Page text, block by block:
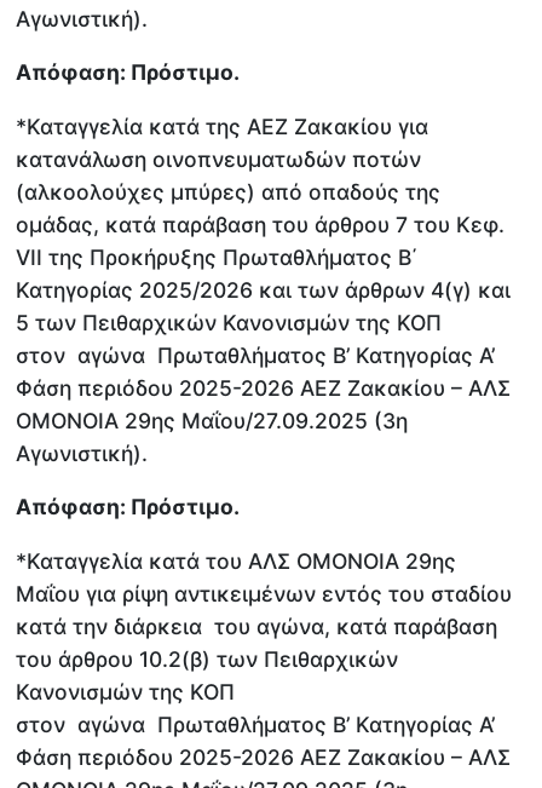
Αγωνιστική).
Απόφαση: Πρόστιμο.
*Καταγγελία κατά της ΑΕΖ Ζακακίου για
κατανάλωση οινοπνευματωδών ποτών
(αλκοολούχες μπύρες) από οπαδούς της
ομάδας, κατά παράβαση του άρθρου 7 του Κεφ.
VII της Προκήρυξης Πρωταθλήματος Β΄
Κατηγορίας 2025/2026 και των άρθρων 4(γ) και
5 των Πειθαρχικών Κανονισμών της ΚΟΠ
στον αγώνα Πρωταθλήματος Β’ Κατηγορίας Α’
Φάση περιόδου 2025-2026 ΑΕΖ Ζακακίου – ΑΛΣ
ΟΜΟΝΟΙΑ 29ης Μαΐου/27.09.2025 (3η
Αγωνιστική).
Απόφαση: Πρόστιμο.
*Καταγγελία κατά του ΑΛΣ ΟΜΟΝΟΙΑ 29ης
Μαΐου για ρίψη αντικειμένων εντός του σταδίου
κατά την διάρκεια του αγώνα, κατά παράβαση
του άρθρου 10.2(β) των Πειθαρχικών
Κανονισμών της ΚΟΠ
στον αγώνα Πρωταθλήματος Β’ Κατηγορίας Α’
Φάση περιόδου 2025-2026 ΑΕΖ Ζακακίου – ΑΛΣ